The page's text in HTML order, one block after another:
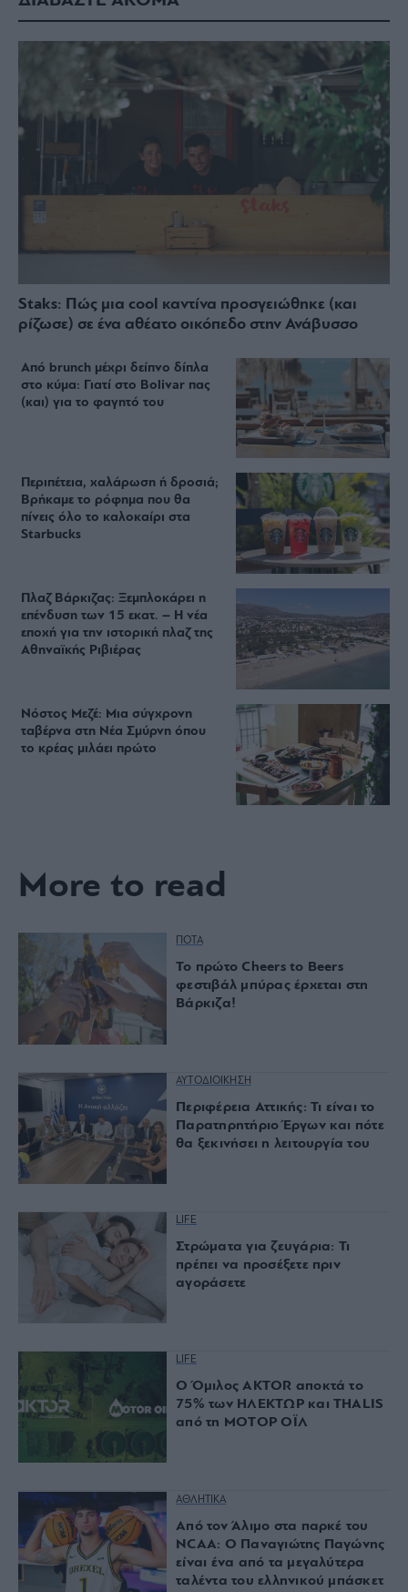
Staks: Πώς μια cool καντίνα προσγειώθηκε (και
ρίζωσε) σε ένα αθέατο οικόπεδο στην Ανάβυσσο
Από brunch μέχρι δείπνο δίπλα
στο κύμα: Γιατί στο Bolivar πας
(και) για το φαγητό του
Περιπέτεια, χαλάρωση ή δροσιά;
Βρήκαμε το ρόφημα που θα
πίνεις όλο το καλοκαίρι στα
Starbucks
Πλαζ Βάρκιζας: Ξεμπλοκάρει η
επένδυση των 15 εκατ. – Η νέα
εποχή για την ιστορική πλαζ της
Αθηναϊκής Ριβιέρας
Νόστος Μεζέ: Μια σύγχρονη
ταβέρνα στη Νέα Σμύρνη όπου
το κρέας μιλάει πρώτο
More to read
ΠΟΤΑ
Το πρώτο Cheers to Beers
φεστιβάλ μπύρας έρχεται στη
Βάρκιζα!
ΑΥΤΟΔΙΟΙΚΗΣΗ
Περιφέρεια Αττικής: Τι είναι το
Παρατηρητήριο Έργων και πότε
θα ξεκινήσει η λειτουργία του
LIFE
Στρώματα για ζευγάρια: Τι
πρέπει να προσέξετε πριν
αγοράσετε
LIFE
Ο Όμιλος AKTOR αποκτά το
75% των ΗΛΕΚΤΩΡ και THALIS
από τη ΜΟΤΟΡ ΟΪΛ
ΑΘΛΗΤΙΚΑ
Από τον Άλιμο στα παρκέ του
NCAA: Ο Παναγιώτης Παγώνης
είναι ένα από τα μεγαλύτερα
ταλέντα του ελληνικού μπάσκετ